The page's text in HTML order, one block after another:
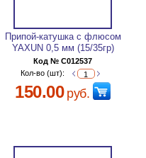
Припой-катушка с флюсом
YAXUN 0,5 мм (15/35гр)
Код № C012537
Кол-во (шт):
150.00руб.